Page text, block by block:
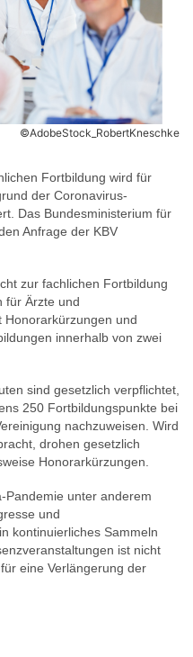
©AdobeStock_RobertKneschke
Fortbildung wird für
der Coronavirus-
Das Bundesministerium für
Anfrage der KBV
zur fachlichen Fortbildung
für Ärzte und
Honorarkürzungen und
innerhalb von zwei
sind gesetzlich verpflichtet,
250 Fortbildungspunkte bei
nachzuweisen. Wird
drohen gesetzlich
Honorarkürzungen.
Pandemie unter anderem
und
kontinuierliches Sammeln
ist nicht
eine Verlängerung der